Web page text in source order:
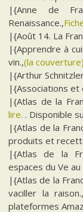
|{Anne de
Renaissance.,
|{Août 14. La
|{Apprendre à
vin.,(la couverture)
|{Arthur
|{Associations et
|{Atlas de la
lire. . Disponible
|{Atlas de la
produits et
|{Atlas de la
espaces du Ve au
|{Atlas de la
vaciller la raison.,
plateformes